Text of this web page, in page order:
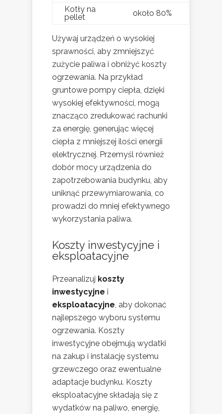
Kotły na
pellet
około 80%
Używaj urządzeń o wysokiej
sprawności, aby zmniejszyć
zużycie paliwa i obniżyć koszty
ogrzewania. Na przykład
gruntowe pompy ciepła, dzięki
wysokiej efektywności, mogą
znacząco zredukować rachunki
za energię, generując więcej
ciepła z mniejszej ilości energii
elektrycznej. Przemyśl również
dobór mocy urządzenia do
zapotrzebowania budynku, aby
uniknąć przewymiarowania, co
prowadzi do mniej efektywnego
wykorzystania paliwa.
Koszty inwestycyjne i
eksploatacyjne
Przeanalizuj koszty
inwestycyjne i
eksploatacyjne, aby dokonać
najlepszego wyboru systemu
ogrzewania. Koszty
inwestycyjne obejmują wydatki
na zakup i instalację systemu
grzewczego oraz ewentualne
adaptacje budynku. Koszty
eksploatacyjne składają się z
wydatków na paliwo, energię,